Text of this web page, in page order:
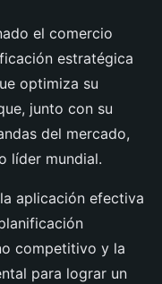
el comercio
estratégica
optimiza su
junto con su
del mercado,
líder mundial.
aplicación efectiva
competitivo y la
para lograr un